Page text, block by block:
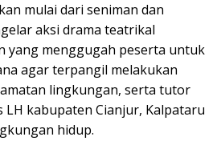
mulai dari seniman dan
aksi drama teatrikal
yang menggugah peserta untuk
agar terpangil melakukan
lingkungan, serta tutor
kabupaten Cianjur, Kalpataru
hidup.